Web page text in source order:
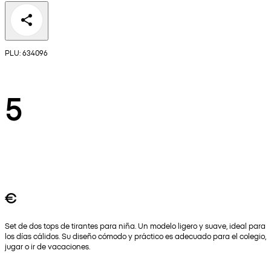
PLU: 634096
5
€
Set de dos tops de tirantes para niña. Un modelo ligero y suave, ideal para
los días cálidos. Su diseño cómodo y práctico es adecuado para el colegio,
jugar o ir de vacaciones.